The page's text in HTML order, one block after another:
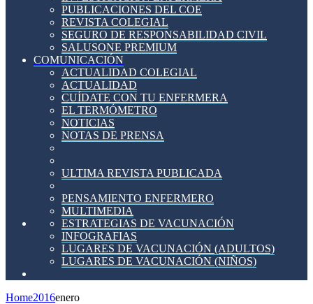
PUBLICACIONES DEL COE
REVISTA COLEGIAL
SEGURO DE RESPONSABILIDAD CIVIL
SALUSONE PREMIUM
COMUNICACIÓN
ACTUALIDAD COLEGIAL
ACTUALIDAD
CUÍDATE CON TU ENFERMERA
EL TERMÓMETRO
NOTICIAS
NOTAS DE PRENSA
ULTIMA REVISTA PUBLICADA
PENSAMIENTO ENFERMERO
MULTIMEDIA
ESTRATEGIAS DE VACUNACIÓN
INFOGRAFIAS
LUGARES DE VACUNACIÓN (ADULTOS)
LUGARES DE VACUNACIÓN (NIÑOS)
Home2016enero